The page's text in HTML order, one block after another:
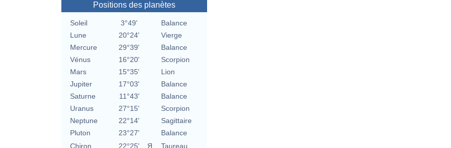
Positions des planètes
Soleil 3°49'
Balance
Lune
20°24'
Vierge
Mercure
29°39'
Balance
Vénus
16°20'
Scorpion
Mars
15°35'
Lion
Jupiter
17°03'
Balance
Saturne
11°43'
Balance
Uranus
27°15'
Scorpion
Neptune
22°14'
Sagittaire
Pluton
23°27'
Balance
Chiron
22°25' Я Taureau